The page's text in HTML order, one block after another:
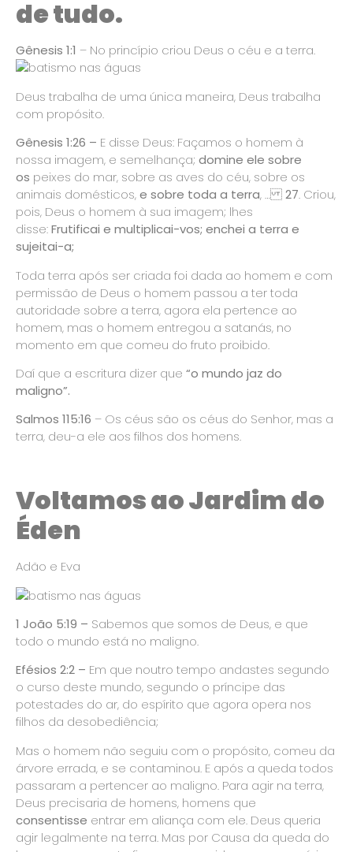
de tudo.
Gênesis 1:1 – No princípio criou Deus o céu e a terra.
Deus trabalha de uma única maneira, Deus trabalha
com propósito.
Gênesis 1:26 – E disse Deus: Façamos o homem à
nossa imagem, e semelhança; domine ele sobre
os peixes do mar, sobre as aves do céu, sobre os
animais domésticos,e sobre toda a terra, …27. Criou,
pois, Deus o homem à sua imagem; lhes
disse:Frutificai e multiplicai-vos; enchei a terra e
sujeitai-a;
Toda terra após ser criada foi dada ao homem e com
permissão de Deus o homem passou a ter toda
autoridade sobre a terra, agora ela pertence ao
homem, mas o homem entregou a satanás, no
momento em que comeu do fruto proibido.
Daí que a escritura dizer que “o mundo jaz do
maligno”.
Salmos 115:16 – Os céus são os céus do Senhor, mas a
terra, deu-a ele aos filhos dos homens.
Voltamos ao Jardim do
Éden
Adão e Eva
1 João 5:19 – Sabemos que somos de Deus, e que
todo o mundo está no maligno.
Efésios 2:2 – Em que noutro tempo andastes segundo
o curso deste mundo, segundo o príncipe das
potestades do ar, do espírito que agora opera nos
filhos da desobediência;
Mas o homem não seguiu com o propósito, comeu da
árvore errada, e se contaminou. E após a queda todos
passaram a pertencer ao maligno. Para agir na terra,
Deus precisaria de homens, homens que
consentisse entrar em aliança com ele. Deus queria
agir legalmente na terra. Mas por Causa da queda do